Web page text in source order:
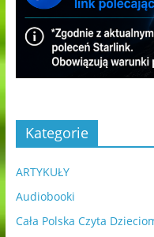
Kategorie
ARTYKUŁY
Audiobooki
Cała Polska Czyta